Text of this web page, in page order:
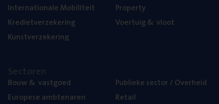
Inter­na­ti­o­na­le Mobiliteit
Kre­diet­ver­ze­ke­ring
Kunst­ver­ze­ke­ring
Pro­per­ty
Voer­tuig& vloot
Bouw& vastgoed
Euro­pe­se ambtenaren
Publie­ke sec­tor / Overheid
Retail